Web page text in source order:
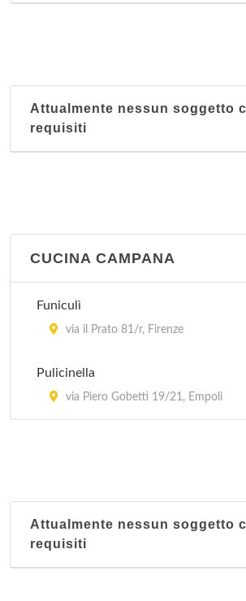
Alfredo sull'Arno
via dei Bardi 46/r, Firenze
Attualmente nessun soggetto
requisiti
CUCINA CAMPANA
Funiculì
via il Prato 81/r, Firenze
Pulicinella
via Piero Gobetti 19/21, Empoli
Attualmente nessun soggetto
requisiti